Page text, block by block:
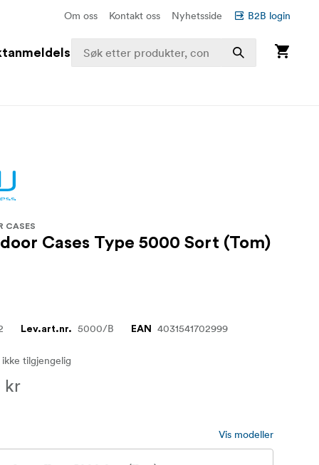
Om oss Kontakt oss Nyhetsside B2B login
CASES
Cases Type 5000 Sort (Tom)
Lev.art.nr. 5000/B EAN 4031541702999
tilgjengelig
kr
Vis modeller